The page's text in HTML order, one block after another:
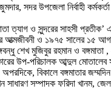
সদর উপজেলা নির্বাহী
ত্যাগ ও সুন্দরের সাহসী
আত্মজীবনী ও ১৯৭৫ সালের
শেখ মুজিবুর রহমান ও
উপ-পরিচালক আব্দুল মোতালেব
বিকালে বঙ্গমাতার
সম্পাদক ফরিদা